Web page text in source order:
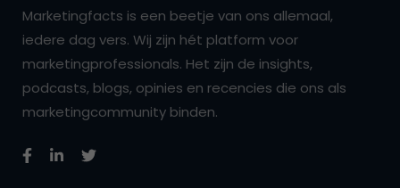
Marketingfacts is een beetje van ons allemaal,
iedere dag vers. Wij zijn hét platform voor
marketingprofessionals. Het zijn de insights,
podcasts, blogs, opinies en recencies die ons als
marketingcommunity binden.